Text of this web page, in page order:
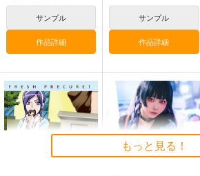
サンプル
作品詳細
サンプル
作品詳細
もっと見る！